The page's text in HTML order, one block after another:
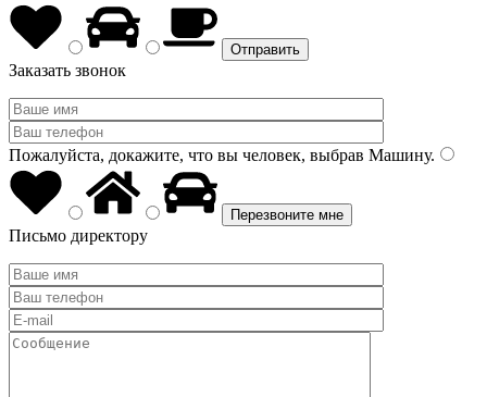
Заказать звонок
Пожалуйста, докажите, что вы человек, выбрав Машину.
Письмо директору